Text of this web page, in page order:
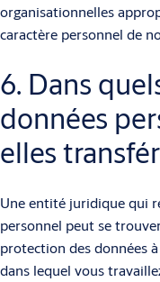
organisationnelles
caractère personnel de
6. Dans
données
elles
Une entité juridique qui
personnel peut se
protection des données
dans lequel vous